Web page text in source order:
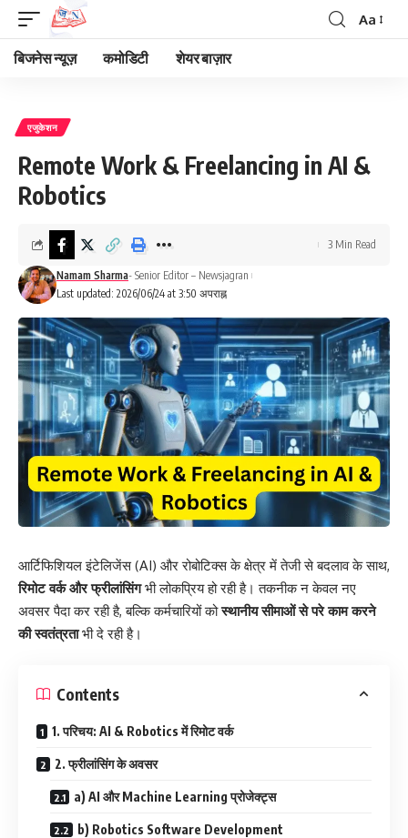
Font
Aa
बिजनेस न्यूज़ कमोडिटी शेयर बाज़ार
एजुकेशन
Remote Work & Freelancing in AI &
Robotics
Last updated: 2026/06/24 at 3:50 अपराह्न
Namam Sharma- Senior Editor – Newsjagran
3 Min Read
आर्टिफिशियल इंटेलिजेंस (AI) और रोबोटिक्स के क्षेत्र में तेजी से बदलाव के साथ,
रिमोट वर्क और फ्रीलांसिंगभी लोकप्रिय हो रही है। तकनीक न केवल नए
अवसर पैदा कर रही है, बल्कि कर्मचारियों कोस्थानीय सीमाओं से परे काम करने
की स्वतंत्रताभी दे रही है।
Contents
1. परिचय: AI & Robotics में रिमोट वर्क
2. फ्रीलांसिंग के अवसर
a) AI और Machine Learning प्रोजेक्ट्स
b) Robotics Software Development